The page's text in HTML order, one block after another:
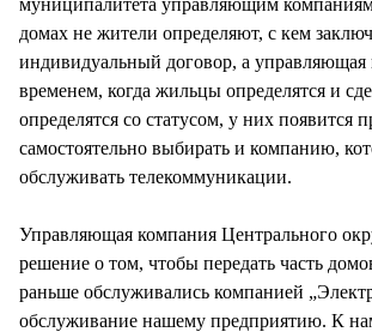
муниципалитета управляющим
домах не жители определяют, с кем
индивидуальный договор, а
временем, когда жильцы определятся и
определятся со статусом, у них появится
самостоятельно выбирать и компанию,
обслуживать телекоммуникации.
Управляющая компания Центрального
решение о том, чтобы передать часть
раньше обслуживались компанией
обслуживание нашему предприятию. К